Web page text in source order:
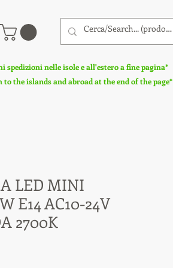
spedizioni nelle isole e all'estero a fine pagina*
the islands and abroad at the end of the page*
LED MINI
E14 AC10-24V
2700K